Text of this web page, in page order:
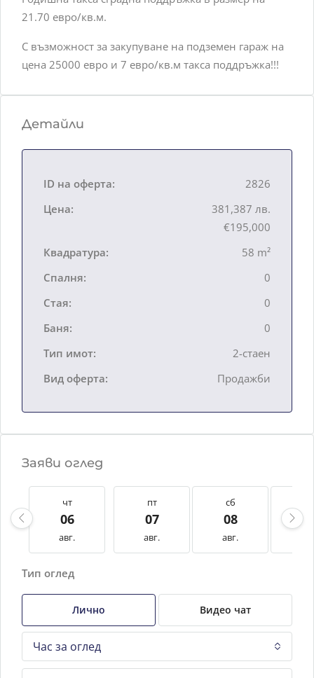
21.70 евро/кв.м.
С възможност за закупуване на подземен гараж на
цена 25000 евро и 7 евро/кв.м такса поддръжка!!!
Детайли
ID на оферта:
2826
Цена:
381,387 лв.
€195,000
Квадратура:
58 m²
Спалня:
0
Стая:
0
Баня:
0
Тип имот:
2-стаен
Вид оферта:
Продажби
Заяви оглед
чт
06
авг.
пт
07
авг.
сб
08
авг.
Тип оглед
Лично Видео чат
Час за оглед